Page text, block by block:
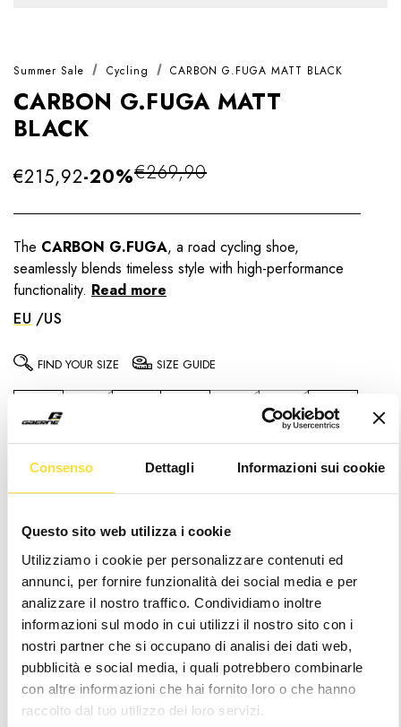
Consenso Dettagli Informazioni sui cookie
Questo sito web utilizza i cookie
Utilizziamo i cookie per personalizzare contenuti ed
annunci, per fornire funzionalità dei social media e per
analizzare il nostro traffico. Condividiamo inoltre
informazioni sul modo in cui utilizzi il nostro sito con i
nostri partner che si occupano di analisi dei dati web,
pubblicità e social media, i quali potrebbero combinarle
con altre informazioni che hai fornito loro o che hanno
raccolto dal tuo utilizzo dei loro servizi.
Summer Sale Cycling CARBON G.FUGA MATT BLACK
CARBON G.FUGA MATT
BLACK
€269,90
-20%
€215,92
The CARBON G.FUGA, a road cycling shoe,
seamlessly blends timeless style with high-performance
functionality. Read more
EU
US
FIND YOUR SIZE SIZE GUIDE
42.5 43
43.5 44 44.5 45 45.5 46 47
Notice: It seems like you are visiting us from
shipping coverage area
Hurry
up!
left
Current
Stock:
Wishlist